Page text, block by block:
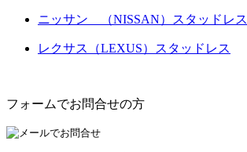
ニッサン （NISSAN）スタッドレス
レクサス（LEXUS）スタッドレス
フォームでお問合せの方